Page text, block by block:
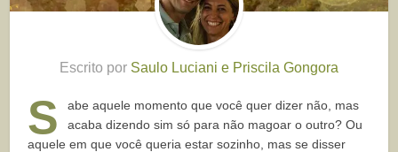
Escrito por Saulo Luciani e Priscila Gongora
S
abe aquele momento que você quer dizer não, mas
acaba dizendo sim só para não magoar o outro? Ou
aquele em que você queria estar sozinho, mas se disser